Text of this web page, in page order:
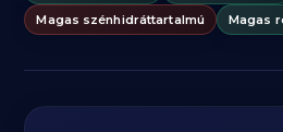
Magas szénhidráttartalmú
Magas